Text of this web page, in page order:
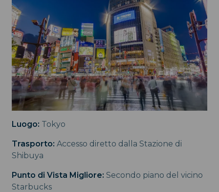
Luogo: Tokyo
Trasporto: Accesso diretto dalla Stazione di
Shibuya
Punto di Vista Migliore: Secondo piano del vicino
Starbucks